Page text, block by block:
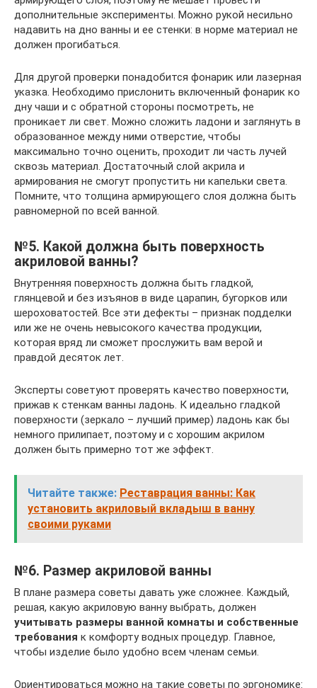
дополнительные эксперименты. Можно рукой несильно
надавить на дно ванны и ее стенки: в норме материал не
должен прогибаться.
Для другой проверки понадобится фонарик или лазерная
указка. Необходимо прислонить включенный фонарик ко
дну чаши и с обратной стороны посмотреть, не
проникает ли свет. Можно сложить ладони и заглянуть в
образованное между ними отверстие, чтобы
максимально точно оценить, проходит ли часть лучей
сквозь материал. Достаточный слой акрила и
армирования не смогут пропустить ни капельки света.
Помните, что толщина армирующего слоя должна быть
равномерной по всей ванной.
№5. Какой должна быть поверхность
акриловой ванны?
Внутренняя поверхность должна быть гладкой,
глянцевой и без изъянов в виде царапин, бугорков или
шероховатостей. Все эти дефекты – признак подделки
или же не очень невысокого качества продукции,
которая вряд ли сможет прослужить вам верой и
правдой десяток лет.
Эксперты советуют проверять качество поверхности,
прижав к стенкам ванны ладонь. К идеально гладкой
поверхности (зеркало – лучший пример) ладонь как бы
немного прилипает, поэтому и с хорошим акрилом
должен быть примерно тот же эффект.
Читайте также: Реставрация ванны: Как
установить акриловый вкладыш в ванну
своими руками
№6. Размер акриловой ванны
В плане размера советы давать уже сложнее. Каждый,
решая, какую акриловую ванну выбрать, должен
учитывать размеры ванной комнаты и собственные
требования к комфорту водных процедур. Главное,
чтобы изделие было удобно всем членам семьи.
Ориентироваться можно на такие советы по эргономике: